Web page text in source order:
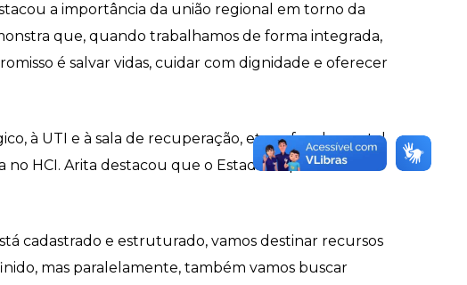
a importância da união regional em torno da
que, quando trabalhamos de forma integrada,
é salvar vidas, cuidar com dignidade e oferecer
à UTI e à sala de recuperação, etapa fundamental
HCI. Arita destacou que o Estado irá priorizar a
cadastrado e estruturado, vamos destinar recursos
mas paralelamente, também vamos buscar